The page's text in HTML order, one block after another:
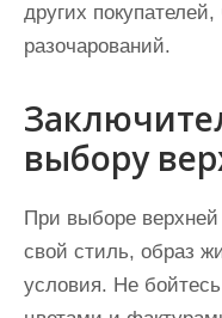
других
разочарований.
выбору
При выборе
свой стиль, образ
условия. Не